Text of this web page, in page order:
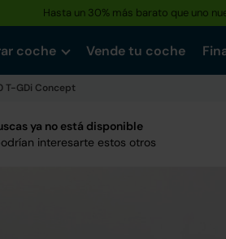
Hasta un 30% más barato que uno
coche Vende tu coche
T-GDi Concept
ya no está disponible
interesarte estos otros